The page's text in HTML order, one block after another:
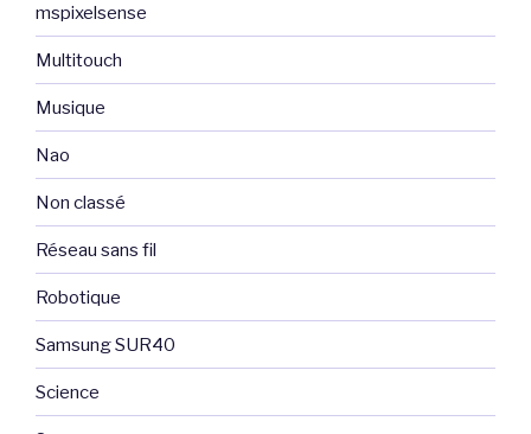
mspixelsense
Multitouch
Musique
Nao
Non classé
Réseau sans fil
Robotique
Samsung SUR40
Science